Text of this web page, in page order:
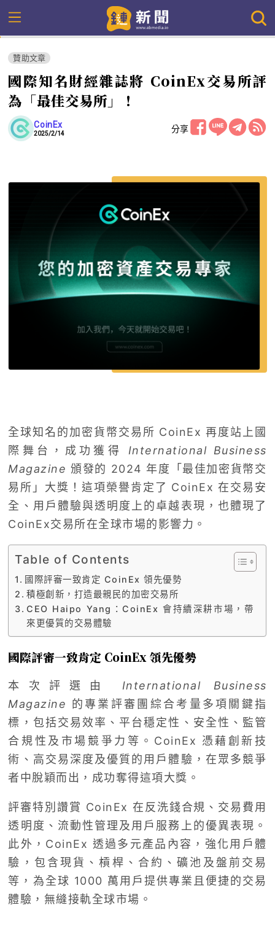
贊助文章
國際知名財經雜誌將 CoinEx交易所評
為「最佳交易所」！
CoinEx
2025/2/14 分享
全球知名的加密貨幣交易所 CoinEx 再度站上國
際舞台，成功獲得 International Business
Magazine 頒發的 2024 年度「最佳加密貨幣交
易所」大獎！這項榮譽肯定了 CoinEx 在交易安
全、用戶體驗與透明度上的卓越表現，也體現了
CoinEx交易所在全球市場的影響力。
Table of Contents
國際評審一致肯定 CoinEx 領先優勢
積極創新，打造最親民的加密交易所
CEO Haipo Yang：CoinEx 會持續深耕市場，帶
來更優質的交易體驗
國際評審一致肯定 CoinEx 領先優勢
本次評選由 International Business
Magazine 的專業評審團綜合考量多項關鍵指
標，包括交易效率、平台穩定性、安全性、監管
合規性及市場競爭力等。CoinEx 憑藉創新技
術、高交易深度及優質的用戶體驗，在眾多競爭
者中脫穎而出，成功奪得這項大獎。
評審特別讚賞 CoinEx 在反洗錢合規、交易費用
透明度、流動性管理及用戶服務上的優異表現。
此外，CoinEx 透過多元產品內容，強化用戶體
驗，包含現貨、槓桿、合約、礦池及盤前交易
等，為全球 1000 萬用戶提供專業且便捷的交易
體驗，無縫接軌全球市場。